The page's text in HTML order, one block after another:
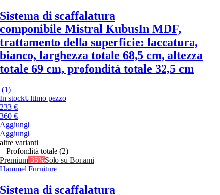
Sistema di scaffalatura
componibile Mistral KubusIn MDF,
trattamento della superficie: laccatura,
bianco, larghezza totale 68,5 cm, altezza
totale 69 cm, profondità totale 32,5 cm
(1)
In stockUltimo pezzo
233 €
360 €
Aggiungi
Aggiungi
altre varianti
+ Profondità totale (2)
Premium-35%Solo su Bonami
Hammel Furniture
Sistema di scaffalatura